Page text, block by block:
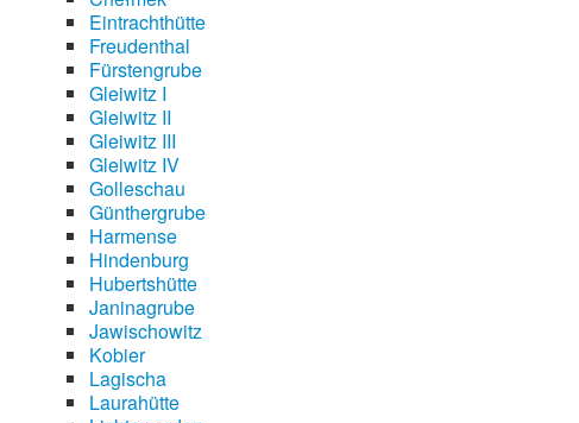
Eintrachthütte
Freudenthal
Fürstengrube
Gleiwitz I
Gleiwitz II
Gleiwitz III
Gleiwitz IV
Golleschau
Günthergrube
Harmense
Hindenburg
Hubertshütte
Janinagrube
Jawischowitz
Kobier
Lagischa
Laurahütte